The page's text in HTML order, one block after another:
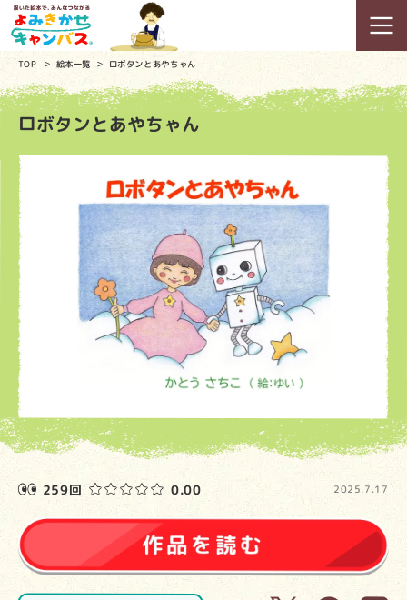
TOP 絵本一覧 ロボタンとあやちゃん
ロボタンとあやちゃん
259回 0.00 2025.7.17